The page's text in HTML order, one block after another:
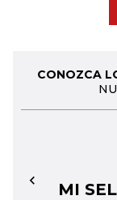
CONOZCA
MI
←